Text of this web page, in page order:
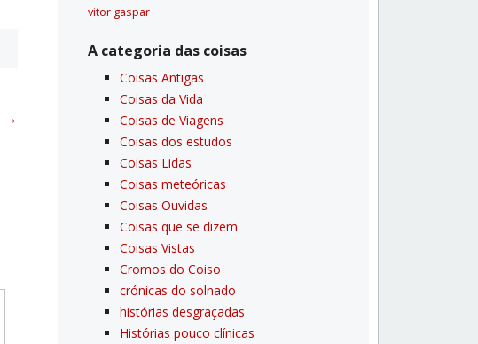
→
vitor gaspar
A categoria das coisas
Coisas Antigas
Coisas da Vida
Coisas de Viagens
Coisas dos estudos
Coisas Lidas
Coisas meteóricas
Coisas Ouvidas
Coisas que se dizem
Coisas Vistas
Cromos do Coiso
crónicas do solnado
histórias desgraçadas
Histórias pouco clí­nicas